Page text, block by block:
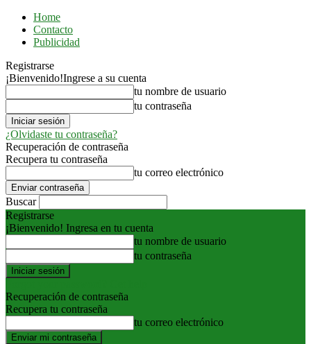
Home
Contacto
Publicidad
Registrarse
¡Bienvenido!Ingrese a su cuenta
tu nombre de usuario
tu contraseña
¿Olvidaste tu contraseña?
Recuperación de contraseña
Recupera tu contraseña
tu correo electrónico
Buscar
Registrarse
¡Bienvenido! Ingresa en tu cuenta
tu nombre de usuario
tu contraseña
Recuperación de contraseña
Recupera tu contraseña
tu correo electrónico